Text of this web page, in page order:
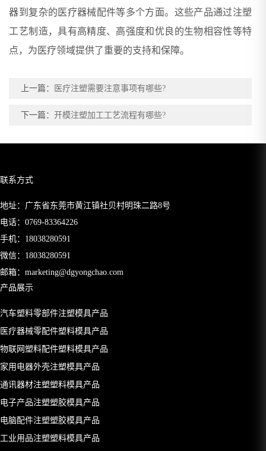
器到复杂的医疗器械配件等多个方面。这些产品通过注塑
工艺制造，具有高精度、高强度和优良的生物相容性等特
点，为医疗领域提供了重要的支持和保障。
上一篇： 医疗注塑需要注意事项有哪些?
下一篇：开模注塑加工工艺流程有哪些?
联系方式
地址：广东省东莞市黄江镇社贝村明珠二路8号
电话： 0769-83364226
手机： 18038280591
微信：18038280591
邮箱： marketing@dgyongchao.com
产品展示
汽车塑料零部件注塑模具产品
医疗器械零配件塑料模具产品
物联网塑料配件塑料模具产品
家用电器外壳注塑模具产品
通讯器材注塑塑料模具产品
电子产品注塑塑胶模具产品
电脑配件注塑塑胶模具产品
工业用品注塑塑料模具产品